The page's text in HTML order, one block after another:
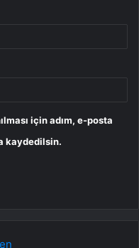
için adım, e-posta
kaydedilsin.